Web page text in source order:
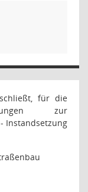
für die
zur
Instandsetzung